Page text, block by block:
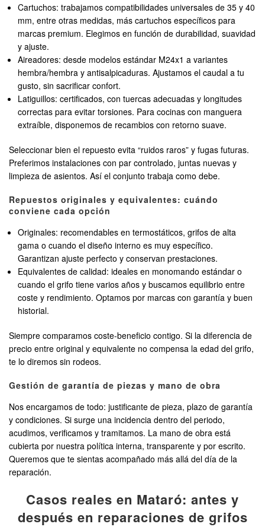
Cartuchos: trabajamos compatibilidades universales de 35 y 40
mm, entre otras medidas, más cartuchos específicos para
marcas premium. Elegimos en función de durabilidad, suavidad
y ajuste.
Aireadores: desde modelos estándar M24x1 a variantes
hembra/hembra y antisalpicaduras. Ajustamos el caudal a tu
gusto, sin sacrificar confort.
Latiguillos: certificados, con tuercas adecuadas y longitudes
correctas para evitar torsiones. Para cocinas con manguera
extraíble, disponemos de recambios con retorno suave.
Seleccionar bien el repuesto evita “ruidos raros” y fugas futuras.
Preferimos instalaciones con par controlado, juntas nuevas y
limpieza de asientos. Así el conjunto trabaja como debe.
Repuestos originales y equivalentes: cuándo
conviene cada opción
Originales: recomendables en termostáticos, grifos de alta
gama o cuando el diseño interno es muy específico.
Garantizan ajuste perfecto y conservan prestaciones.
Equivalentes de calidad: ideales en monomando estándar o
cuando el grifo tiene varios años y buscamos equilibrio entre
coste y rendimiento. Optamos por marcas con garantía y buen
historial.
Siempre comparamos coste-beneficio contigo. Si la diferencia de
precio entre original y equivalente no compensa la edad del grifo,
te lo diremos sin rodeos.
Gestión de garantía de piezas y mano de obra
Nos encargamos de todo: justificante de pieza, plazo de garantía
y condiciones. Si surge una incidencia dentro del periodo,
acudimos, verificamos y tramitamos. La mano de obra está
cubierta por nuestra política interna, transparente y por escrito.
Queremos que te sientas acompañado más allá del día de la
reparación.
Casos reales en Mataró: antes y
después en reparaciones de grifos